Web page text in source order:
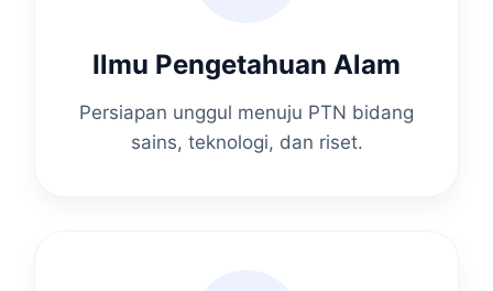
Ilmu Pengetahuan Alam
Persiapan unggul menuju PTN bidang
sains, teknologi, dan riset.